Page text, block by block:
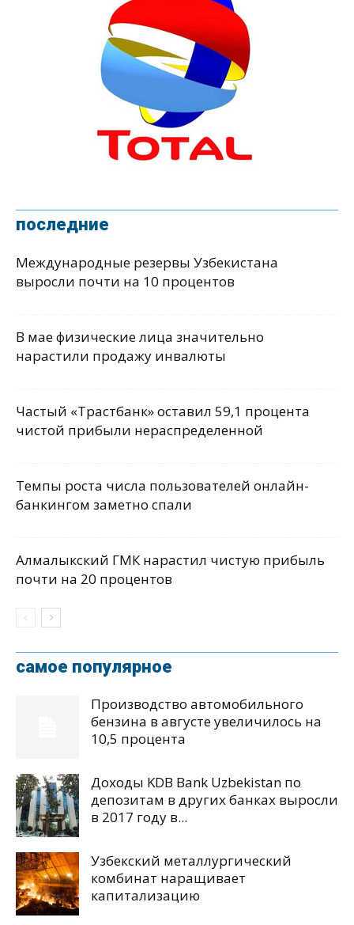
последние
Международные резервы Узбекистана
выросли почти на 10 процентов
В мае физические лица значительно
нарастили продажу инвалюты
Частый «Трастбанк» оставил 59,1 процента
чистой прибыли нераспределенной
Темпы роста числа пользователей онлайн-
банкингом заметно спали
Алмалыкский ГМК нарастил чистую прибыль
почти на 20 процентов
самое популярное
Производство автомобильного
бензина в августе увеличилось на
10,5 процента
Доходы KDB Bank Uzbekistan по
депозитам в других банках выросли
в 2017 году в...
Узбекский металлургический
комбинат наращивает
капитализацию